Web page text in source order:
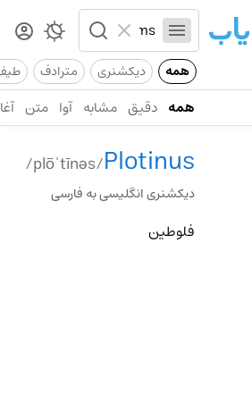
همه دیکشنری مترادف
همه دقیق مشابه آوا متن
Plotinus
/plōˈtīnəs/
دیکشنری انگلیسی به فارسی
فلوطین